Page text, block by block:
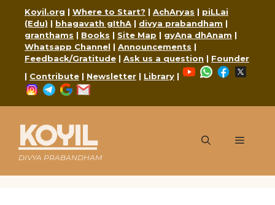
content
Koyil.org | Where to Start? | AchAryas | piLLai
(Edu) | bhagavath gIthA | divya prabandham |
granthams | Books | Site Map | gyAna dhAnam |
Whatsapp Channel | Announcements |
Feedback/Gratitude | Ask us a question | Founder
| Contribute | Newsletter | Library |
YouTubeWhatsApp
Facebook
Instagram
Telegram
Google
KOYIL
DIVYA PRABANDHAM
Menu